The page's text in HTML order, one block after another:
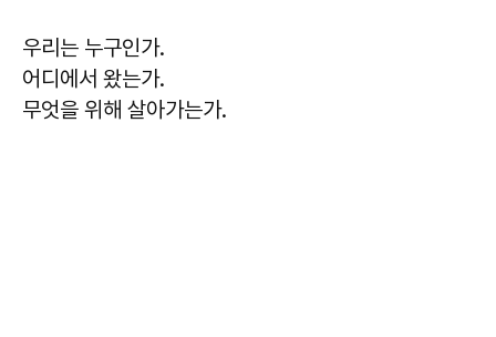
우리는 누구인가.
어디에서 왔는가.
무엇을 위해 살아가는가.